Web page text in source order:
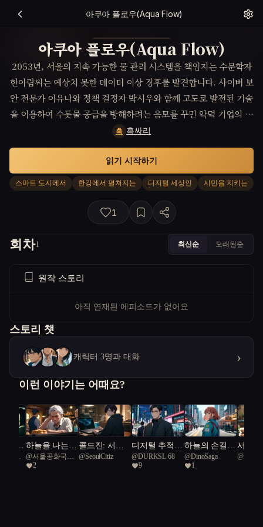
아쿠아 플로우(Aqua Flow)
아쿠아 플로우(Aqua Flow)
2053년, 서울의 지속 가능한 물 관리 시스템을 책임지는 수문학자
한아람씨는 예상치 못한 데이터 이상 징후를 발견합니다. 사이버 보
안 전문가 이유나와 정책 결정자 박시우와 함께 고도로 발전된 기술
을 이용하여 수돗물 공급을 방해하려는 음모를 꾸민 악덕 기업의 음
모를 밝혀내기 위해 기술적, 정치적 난관을 넘어 서울 시민의 안전
을 지켜야 하는 도전에 직면합니다.
흑 흑싸리
스마트 도시에서 한강에서 펼쳐지는 디지털 세상인 시민을 지키는
읽기 시작하기
1
회차1 최신순 오래된순
원작 스토리
아직 연재된 에피소드가 없어요
스토리 챗
캐릭터 3명과 대화 ›
이런 이야기는 어때요?
려준
국일
하늘을 나는
붕어빵
@서울공화국일
급시민
2
콜드진: 서울
프로토콜
@SeoulCitiz
디지털 추적자
들: 서울의 미
로 속에서
@DURKSL 68
9
하늘의 손길 :
응급닥터 UA
M
@DinoSaga
1
서울-
건강
@keen